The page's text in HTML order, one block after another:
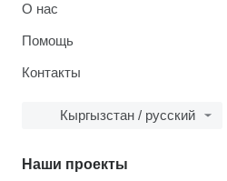
О нас
Помощь
Контакты
Кыргызстан / русский
Наши проекты